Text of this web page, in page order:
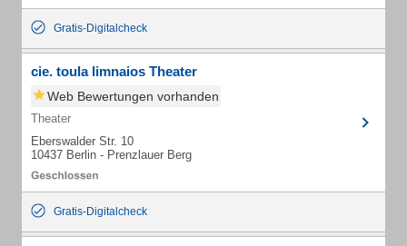
Gratis-Digitalcheck
cie. toula limnaios Theater
Web Bewertungen vorhanden
Theater
Eberswalder Str. 10
10437 Berlin - Prenzlauer Berg
Gratis-Digitalcheck